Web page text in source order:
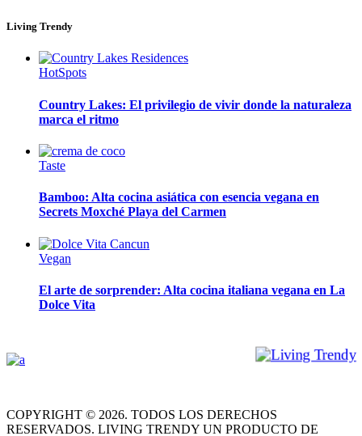
Living Trendy
HotSpots
Country Lakes: El privilegio de vivir donde la naturaleza
marca el ritmo
Taste
Bamboo: Alta cocina asiática con esencia vegana en
Secrets Moxché Playa del Carmen
Vegan
El arte de sorprender: Alta cocina italiana vegana en La
Dolce Vita
COPYRIGHT © 2026. TODOS LOS DERECHOS
RESERVADOS. LIVING TRENDY UN PRODUCTO DE